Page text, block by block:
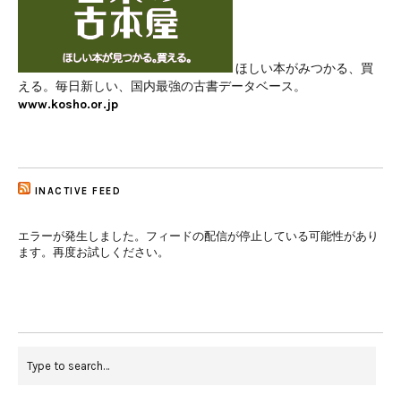
ほしい本がみつかる、買
える。毎日新しい、国内最強の古書データベース。
www.kosho.or.jp
INACTIVE FEED
エラーが発生しました。フィードの配信が停止している可能性があり
ます。再度お試しください。